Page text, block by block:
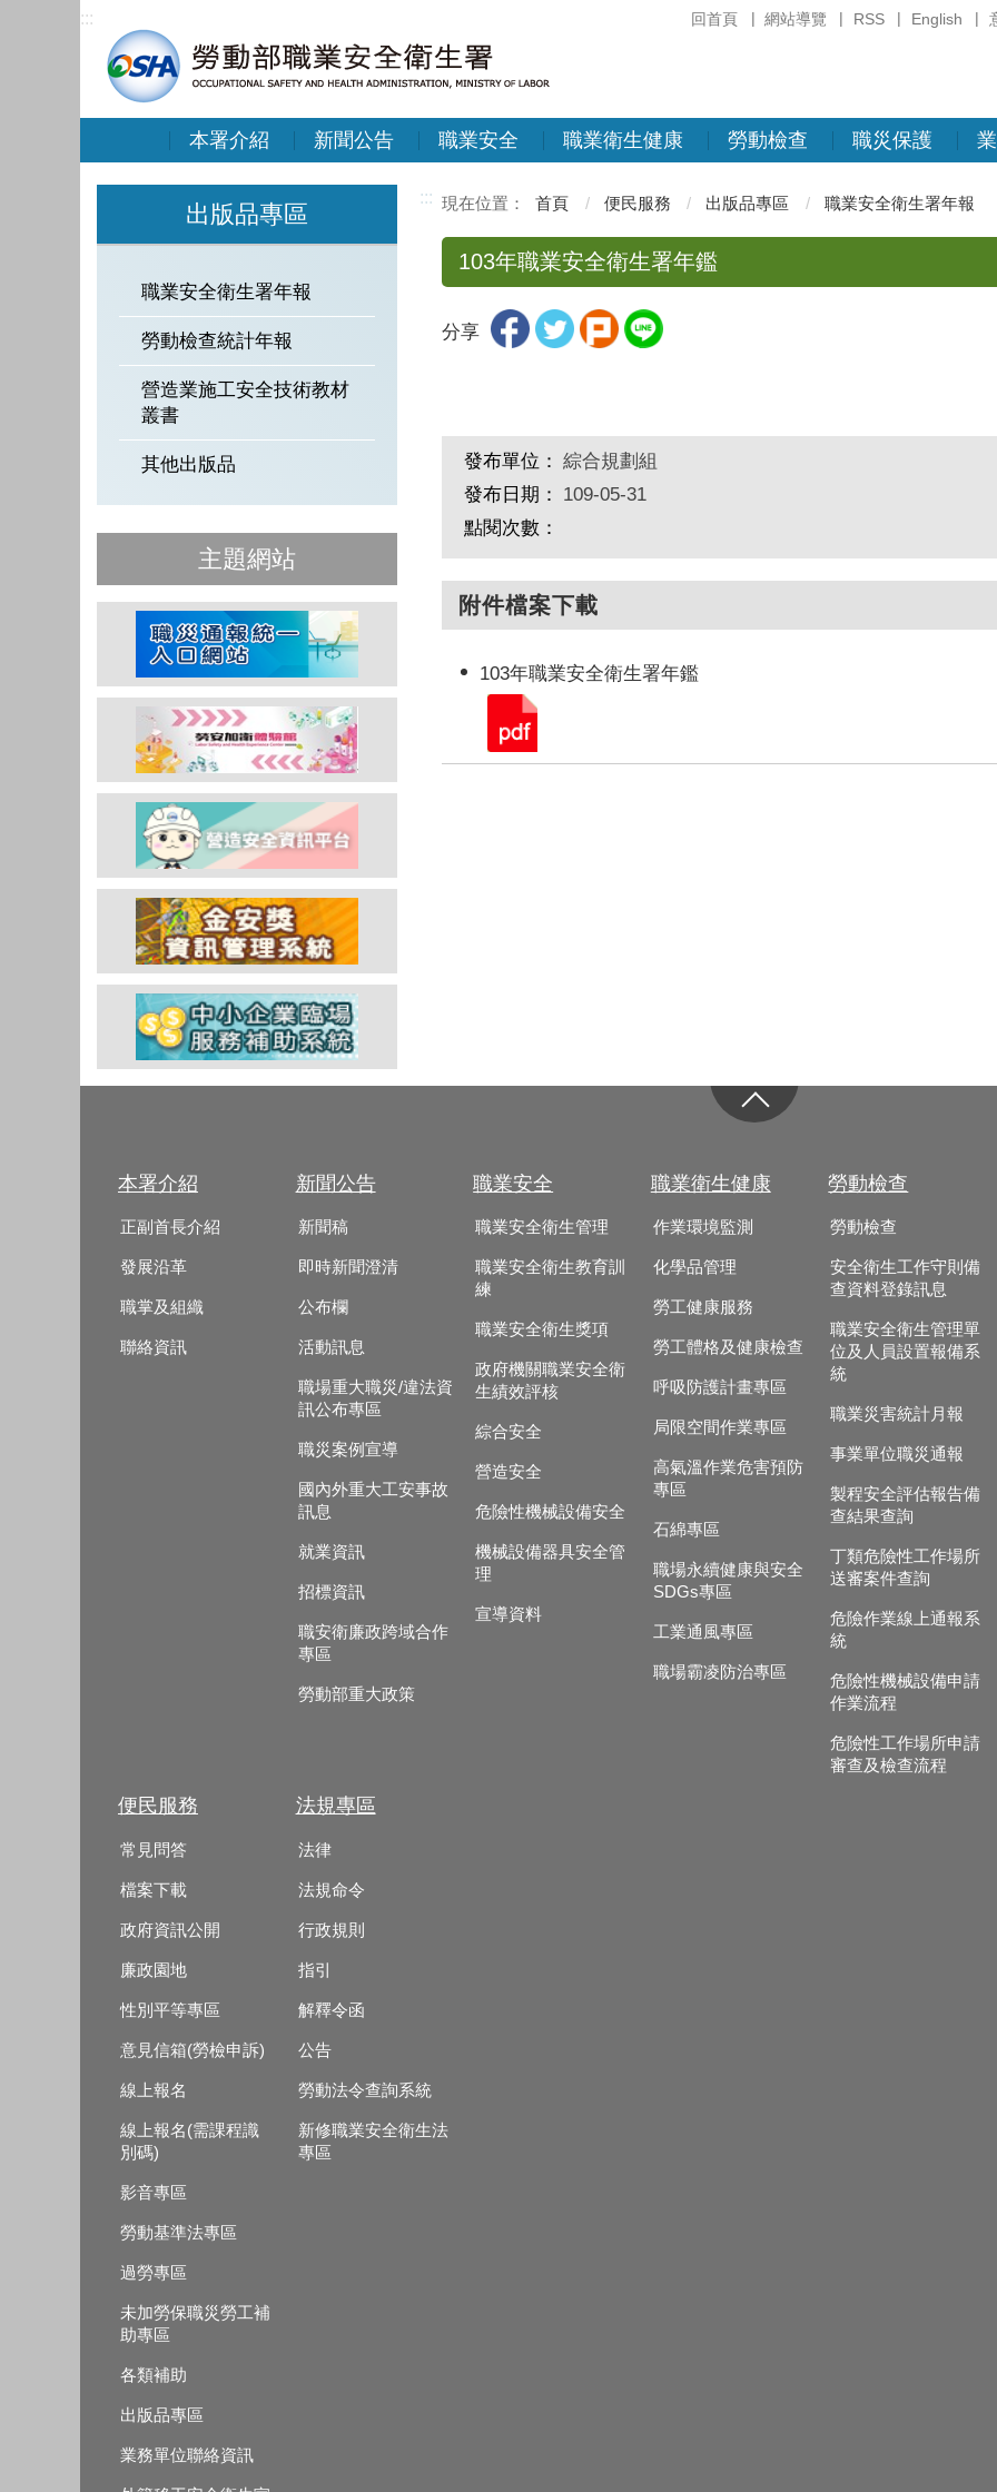
回首頁 網站導覽 RSS English
:::
本署介紹 新聞公告 職業安全 職業衛生健康 勞動檢查 職災保護
出版品專區
職業安全衛生署年報
勞動檢查統計年報
營造業施工安全技術教材
叢書
其他出版品
主題網站
::: 首頁 便民服務 出版品專區 職業安全衛生署年報
103年職業安全衛生署年鑑
分享
發布單位： 綜合規劃組
發布日期：
109-05-31
點閱次數：
附件檔案下載
103年職業安全衛生署年鑑
本署介紹
正副首長介紹
發展沿革
職掌及組織
聯絡資訊
新聞公告
新聞稿
即時新聞澄清
公布欄
活動訊息
職場重大職災/違法資
訊公布專區
職災案例宣導
國內外重大工安事故
訊息
就業資訊
招標資訊
職安衛廉政跨域合作
專區
勞動部重大政策
職業安全
職業安全衛生管理
職業安全衛生教育訓
練
職業安全衛生獎項
政府機關職業安全衛
生績效評核
綜合安全
營造安全
危險性機械設備安全
機械設備器具安全管
理
宣導資料
職業衛生健康
作業環境監測
化學品管理
勞工健康服務
勞工體格及健康檢查
呼吸防護計畫專區
局限空間作業專區
高氣溫作業危害預防
專區
石綿專區
職場永續健康與安全
SDGs專區
工業通風專區
職場霸凌防治專區
勞動檢查
勞動檢查
安全衛生工作守則備
查資料登錄訊息
職業安全衛生管理單
位及人員設置報備系
統
職業災害統計月報
事業單位職災通報
製程安全評估報告備
查結果查詢
丁類危險性工作場所
送審案件查詢
危險作業線上通報系
統
危險性機械設備申請
作業流程
危險性工作場所申請
審查及檢查流程
便民服務
常見問答
檔案下載
政府資訊公開
廉政園地
性別平等專區
意見信箱(勞檢申訴)
線上報名
線上報名(需課程識
別碼)
影音專區
勞動基準法專區
過勞專區
未加勞保職災勞工補
助專區
各類補助
出版品專區
業務單位聯絡資訊
法規專區
法律
法規命令
行政規則
指引
解釋令函
公告
勞動法令查詢系統
新修職業安全衛生法
專區